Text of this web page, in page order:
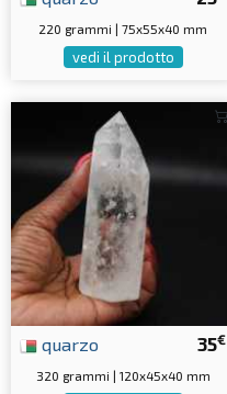
220 grammi | 75x55x40 mm
vedi il prodotto
35€
quarzo
320 grammi | 120x45x40 mm